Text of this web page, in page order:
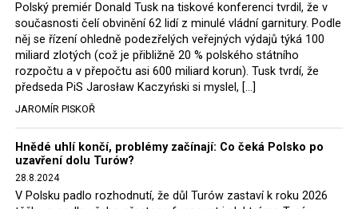
Polský premiér Donald Tusk na tiskové konferenci tvrdil, že v
současnosti čelí obvinění 62 lidí z minulé vládní garnitury. Podle
něj se řízení ohledně podezřelých veřejných výdajů týká 100
miliard zlotých (což je přibližně 20 % polského státního
rozpočtu a v přepočtu asi 600 miliard korun). Tusk tvrdí, že
předseda PiS Jarosław Kaczyński si myslel, […]
JAROMÍR PISKOŘ
Hnědé uhlí končí, problémy začínají: Co čeká Polsko po
uzavření dolu Turów?
28.8.2024
V Polsku padlo rozhodnutí, že důl Turów zastaví k roku 2026